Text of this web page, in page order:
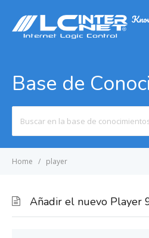
Base de
For
Home player
Añadir el nuevo Player